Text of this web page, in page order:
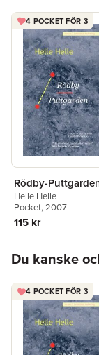
4 POCKET FÖR 3
Rödby-
Helle Helle
Pocket, 2007
115 kr
Du kanske
4 POCKET FÖR 3